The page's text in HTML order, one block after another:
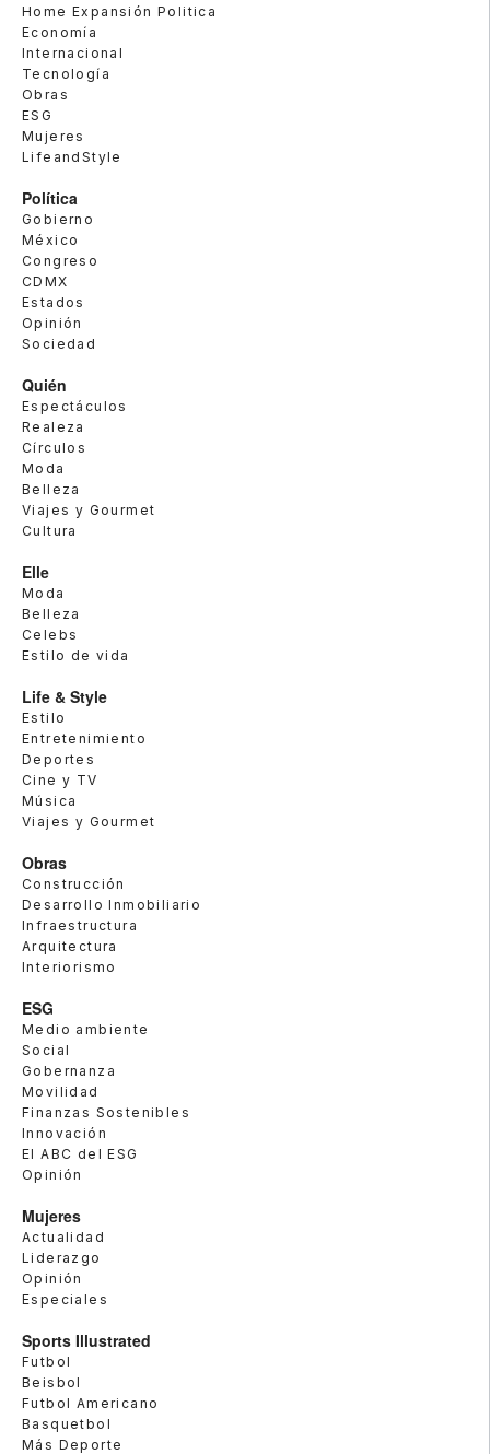
Home Expansión Politica
Economía
Internacional
Tecnología
Obras
ESG
Mujeres
LifeandStyle
Política
Gobierno
México
Congreso
CDMX
Estados
Opinión
Sociedad
Quién
Espectáculos
Realeza
Círculos
Moda
Belleza
Viajes y Gourmet
Cultura
Elle
Moda
Belleza
Celebs
Estilo de vida
Life & Style
Estilo
Entretenimiento
Deportes
Cine y TV
Música
Viajes y Gourmet
Obras
Construcción
Desarrollo Inmobiliario
Infraestructura
Arquitectura
Interiorismo
ESG
Medio ambiente
Social
Gobernanza
Movilidad
Finanzas Sostenibles
Innovación
El ABC del ESG
Opinión
Mujeres
Actualidad
Liderazgo
Opinión
Especiales
Sports Illustrated
Futbol
Beisbol
Futbol Americano
Basquetbol
Más Deporte